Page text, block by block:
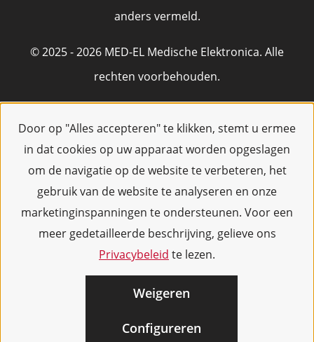
Door op "Alles accepteren" te klikken, stemt u ermee
in dat cookies op uw apparaat worden opgeslagen
om de navigatie op de website te verbeteren, het
gebruik van de website te analyseren en onze
marketinginspanningen te ondersteunen. Voor een
meer gedetailleerde beschrijving, gelieve ons
Privacybeleid te lezen.
Weigeren
Configureren
anders vermeld.
© 2025 - 2026 MED-EL Medische Elektronica. Alle
rechten voorbehouden.